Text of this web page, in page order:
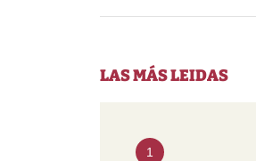
LAS MÁS LEIDAS
1